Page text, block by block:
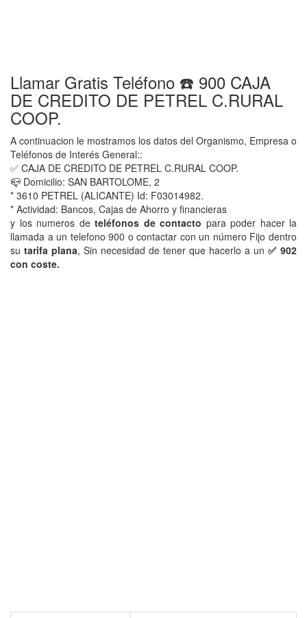
Llamar Gratis Teléfono ☎️ 900 CAJA
DE CREDITO DE PETREL C.RURAL
COOP.
A continuacion le mostramos los datos del Organismo, Empresa o
Teléfonos de Interés General::
✅ CAJA DE CREDITO DE PETREL C.RURAL COOP.
📪 Domicilio: SAN BARTOLOME, 2
* 3610 PETREL (ALICANTE) Id: F03014982.
* Actividad: Bancos, Cajas de Ahorro y financieras
y los numeros de teléfonos de contacto para poder hacer la
llamada a un telefono 900 o contactar con un número Fijo dentro
su tarifa plana, Sin necesidad de tener que hacerlo a un ✅ 902
con coste.